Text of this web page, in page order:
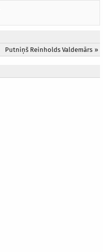
Putniņš Reinholds Valdemārs »